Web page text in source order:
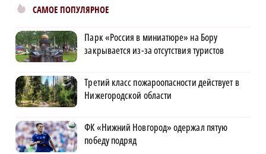
САМОЕ ПОПУЛЯРНОЕ
Парк «Россия в миниатюре» на Бору
закрывается из-за отсутствия туристов
Третий класс пожароопасности действует в
Нижегородской области
ФК «Нижний Новгород» одержал пятую
победу подряд